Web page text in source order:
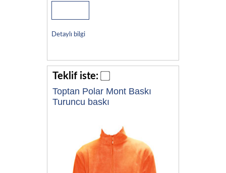
Detaylı bilgi
Teklif iste:
Toptan Polar Mont Baskı
Turuncu baskı